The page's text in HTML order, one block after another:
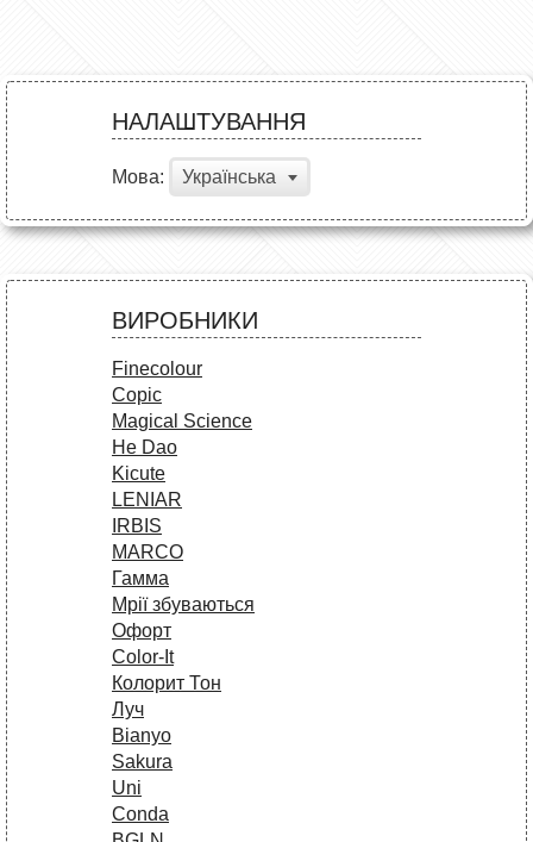
НАЛАШТУВАННЯ
Мова: Українська
ВИРОБНИКИ
Finecolour
Copic
Magical Science
He Dao
Kicute
LENIAR
IRBIS
MARCO
Гамма
Мрії збуваються
Офорт
Сolor-It
Колорит Тон
Луч
Bianyo
Sakura
Uni
Conda